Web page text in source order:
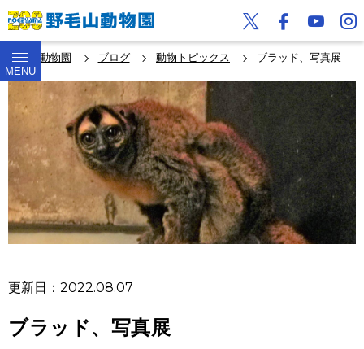
MENU
野毛山動物園 ブログ 動物トピックス ブラッド、写真展
更新日：2022.08.07
ブラッド、写真展